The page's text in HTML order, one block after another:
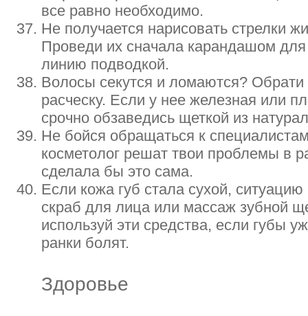
все равно необходимо.
Не получается нарисовать стрелки
Проведи их сначала карандашом
линию подводкой.
Волосы секутся и ломаются?
расческу. Если у нее железная или
срочно обзаведись щеткой из
Не бойся обращаться к
косметолог решат твои проблемы в
сделала бы это сама.
Если кожа губ стала сухой,
скраб для лица или массаж зубной
используй эти средства, если губы
ранки болят.
Здоровье